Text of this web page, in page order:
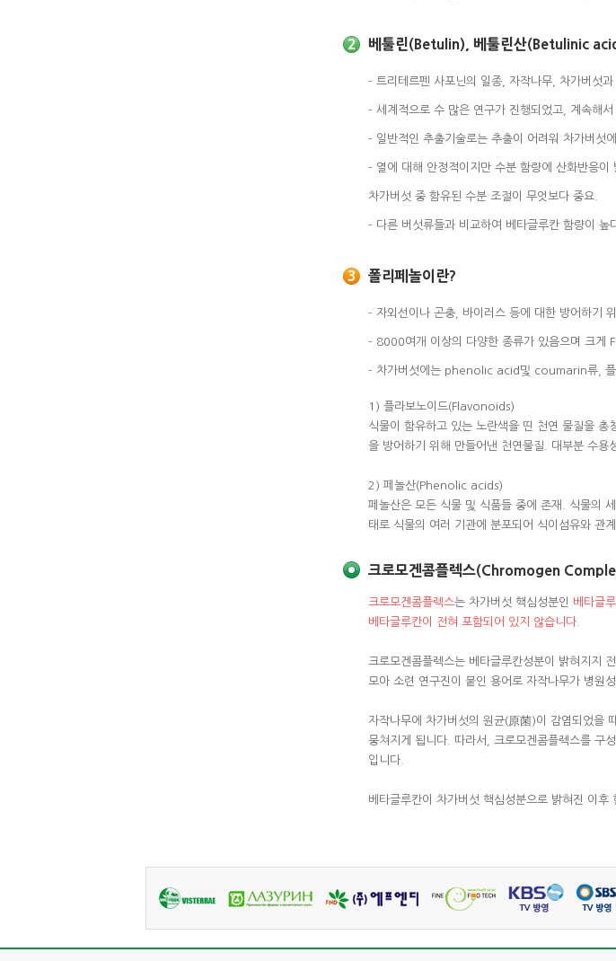
2 베툴린(Betulin), 베툴린산(Betulinic
- 트리테르펜 사포닌의 일종, 자작나무, 차가버섯
- 세계적으로 수 많은 연구가 진행되었고, 계속해
- 일반적인 추출기술로는 추출이 어려워 차가버섯
- 열에 대해 안정적이지만 수분 함량에 산화반응
차가버섯 중 함유된 수분 조절이 무엇보다 중요.
- 다른 버섯류들과 비교하여 베타글루칸 함량이
3 폴리페놀이란?
- 자외선이나 곤충, 바이러스 등에 대한 방어하기
- 8000여개 이상의 다양한 종류가 있음으며 크
- 차가버섯에는 phenolic acid및 coumarin류, 플
1) 플라보노이드(Flavonoids)
식물이 함유하고 있는 노란색을 띤 천연 물질을 총
을 방어하기 위해 만들어낸 천연물질. 대부분 수용
2) 페놀산(Phenolic acids)
페놀산은 모든 식물 및 식품들 중에 존재. 식물의
태로 식물의 여러 기관에 분포되어 식이섬유와 관
크로모겐콤플렉스(Chromogen
크로모겐콤플렉스는 차가버섯 핵심성분인 베타글
베타글루칸이 전혀 포함되어 있지 않습니다.
크로모겐콤플렉스는 베타글루칸성분이 밝혀지지
모아 소련 연구진이 붙인 용어로 자작나무가 병
자작나무에 차가버섯의 원균(原菌)이 감염되었을
뭉쳐지게 됩니다. 따라서, 크로모겐콤플렉스를 구
입니다.
베타글루칸이 차가버섯 핵심성분으로 밝혀진 이후